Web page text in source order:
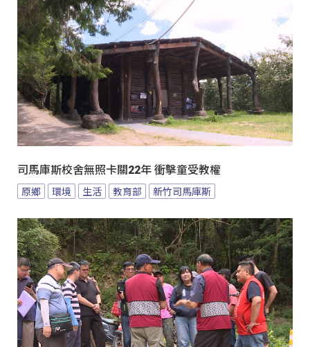
司馬庫斯校舍無照卡關22年 衝擊童受教權
原鄉 環境 生活 教育部 新竹司馬庫斯